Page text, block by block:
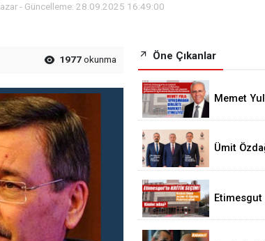
- Güncelleme: 28.09.2025 16:49:00
1977okunma Öne Çıkanlar
Memet
Ümit